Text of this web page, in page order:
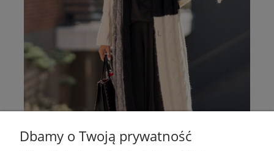
Dbamy o Twoją prywatność